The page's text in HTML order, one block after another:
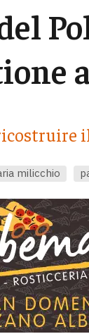
milicchio